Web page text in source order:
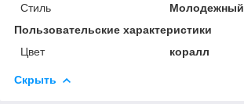
Стиль
Молодежный
Пользовательские характеристики
Цвет
коралл
Скрыть